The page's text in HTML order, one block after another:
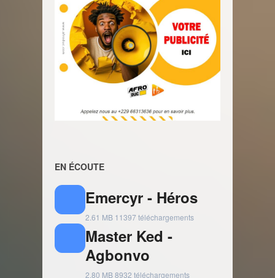
EN ÉCOUTE
Emercyr - Héros
2.61 MB 11397 téléchargements
Master Ked -
Agbonvo
2.80 MB8932 téléchargements